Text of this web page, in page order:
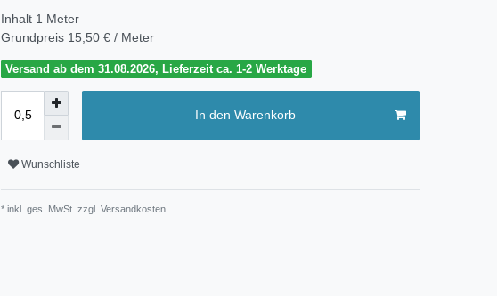
Inhalt 1 Meter
Grundpreis 15,50 € / Meter
Versand ab dem 31.08.2026, Lieferzeit ca. 1-2 Werktage
In den Warenkorb
Wunschliste
* inkl. ges. MwSt. zzgl. Versandkosten